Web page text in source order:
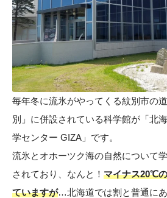
毎年冬に流氷がやってくる紋別市の
別」に併設されている科学館が「北
学センター GIZA」です。
流氷とオホーツク海の自然について
されており、なんと！ マイナス20℃
ていますが…北海道では割と普通に